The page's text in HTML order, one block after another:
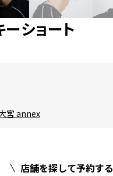
ショート
宮 annex
店舗を探して予約する